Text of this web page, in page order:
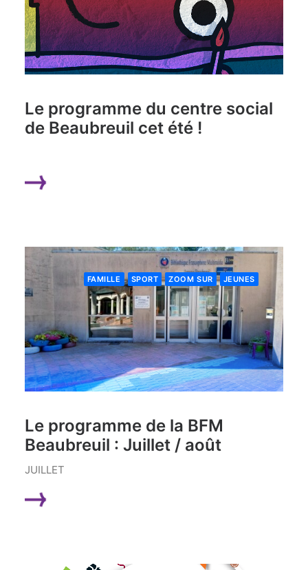
Le programme du centre social
de Beaubreuil cet été !
FAMILLE SPORT ZOOM SUR JEUNES
Le programme de la BFM
Beaubreuil : Juillet / août
JUILLET